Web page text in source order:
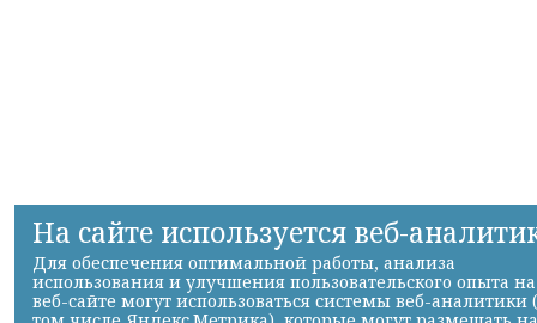
На сайте используется веб-
Для обеспечения оптимальной работы, анализа
использования и улучшения пользовательского опыта на
веб-сайте могут использоваться системы веб-аналитики